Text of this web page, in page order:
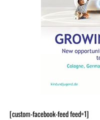
[custom-facebook-feed feed=1]